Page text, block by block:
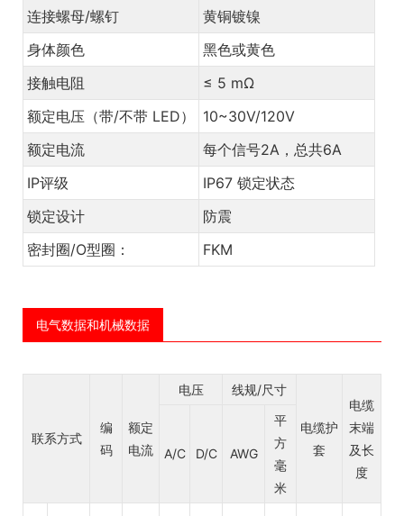
连接螺母/螺钉
黄铜镀镍
身体颜色
黑色或黄色
接触电阻
≤ 5 mΩ
额定电压（带/不带 LED）
10~30V/120V
额定电流
每个信号2A，总共6A
IP评级
IP67 锁定状态
锁定设计
防震
密封圈/O型圈：
FKM
电气数据和机械数据
联系方式
编
码
额定
电流
电压 线规/尺寸
电缆护
套
电缆
末端
及长
度
A/C D/C AWG
平
方
毫
米